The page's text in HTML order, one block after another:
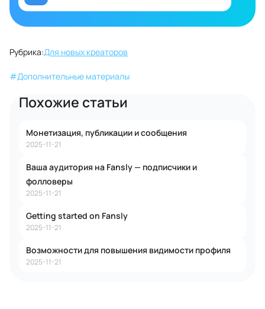
Рубрика:Для новых креаторов
#Дополнительные материалы
Похожие статьи
Монетизация, публикации и сообщения
2025-11-21
Ваша аудитория на Fansly — подписчики и
фолловеры
2025-11-21
Getting started on Fansly
2025-11-21
Возможности для повышения видимости профиля
2025-11-21